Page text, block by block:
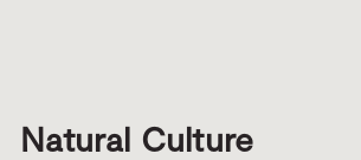
Natural Culture